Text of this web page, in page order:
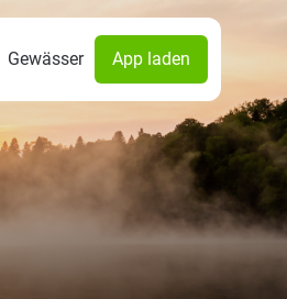
Gewässer App laden